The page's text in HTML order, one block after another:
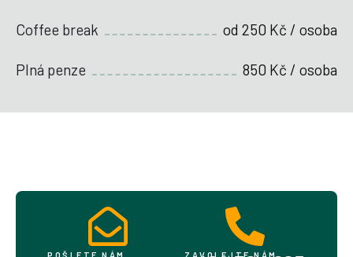
Coffee break od 250 Kč / osoba
Plná penze 850 Kč / osoba